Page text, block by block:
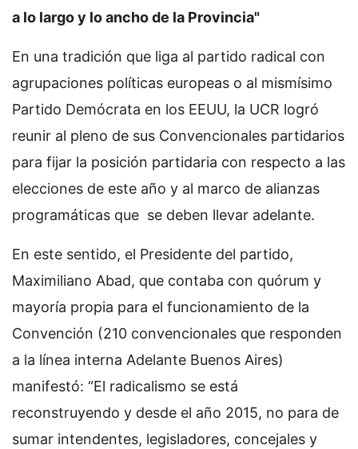
a lo largo y lo ancho de la Provincia"
En una tradición que liga al partido radical con
agrupaciones políticas europeas o al mismísimo
Partido Demócrata en los EEUU, la UCR logró
reunir al pleno de sus Convencionales partidarios
para fijar la posición partidaria con respecto a las
elecciones de este año y al marco de alianzas
programáticas que se deben llevar adelante.
En este sentido, el Presidente del partido,
Maximiliano Abad, que contaba con quórum y
mayoría propia para el funcionamiento de la
Convención (210 convencionales que responden
a la línea interna Adelante Buenos Aires)
manifestó: “El radicalismo se está
reconstruyendo y desde el año 2015, no para de
sumar intendentes, legisladores, concejales y